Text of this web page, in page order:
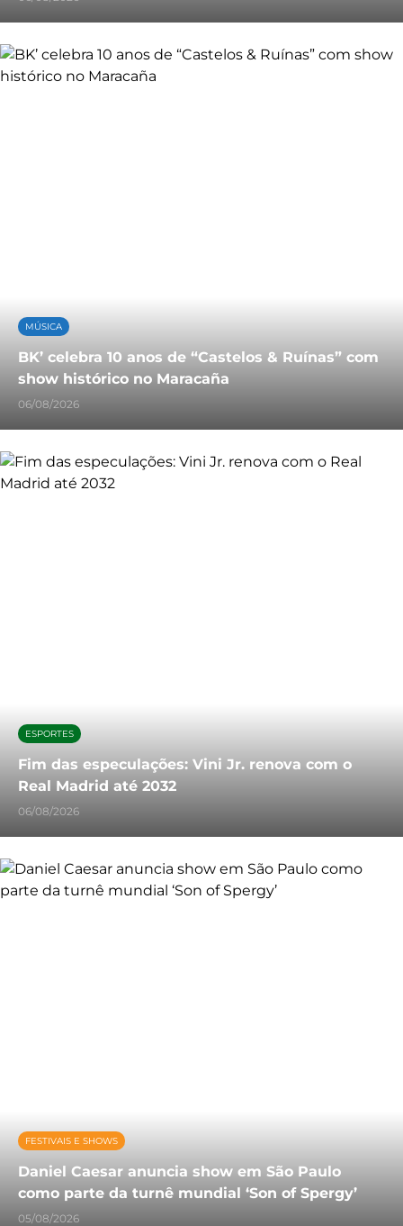
MÚSICA
BK’ celebra 10 anos de “Castelos & Ruínas” com
show histórico no Maracaña
06/08/2026
ESPORTES
Fim das especulações: Vini Jr. renova com o
Real Madrid até 2032
06/08/2026
FESTIVAIS E SHOWS
Daniel Caesar anuncia show em São Paulo
como parte da turnê mundial ‘Son of Spergy’
05/08/2026